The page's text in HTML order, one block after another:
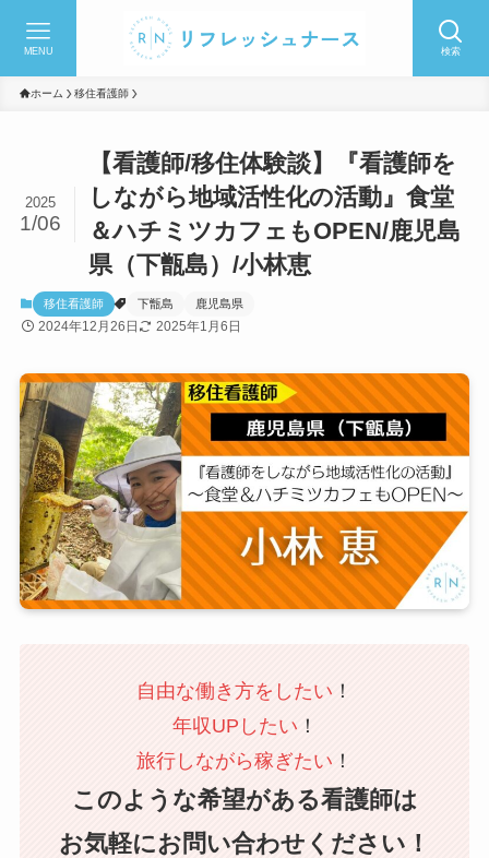
検索
MENU
ホーム 移住看護師
【看護師/移住体験談】『看護師を
しながら地域活性化の活動』食堂
＆ハチミツカフェもOPEN/鹿児島
県（下甑島）/小林恵
2025
1/06
移住看護師 下甑島 鹿児島県
2024年12月26日 2025年1月6日
自由な働き方をしたい ！
年収UPしたい ！
旅行しながら稼ぎたい ！
このような希望がある看護師は
お気軽にお問い合わせください！